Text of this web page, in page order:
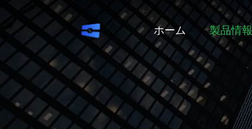
ホーム 製品情報